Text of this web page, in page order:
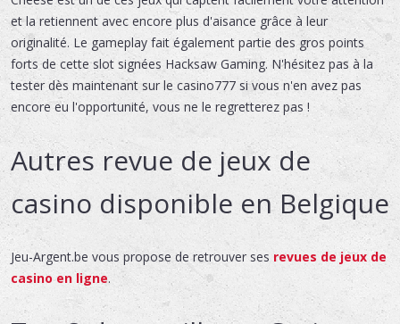
et la retiennent avec encore plus d'aisance grâce à leur
originalité. Le gameplay fait également partie des gros points
forts de cette slot signées Hacksaw Gaming. N'hésitez pas à la
tester dès maintenant sur le casino777 si vous n'en avez pas
encore eu l'opportunité, vous ne le regretterez pas !
Autres revue de jeux de
casino disponible en Belgique
Jeu-Argent.be vous propose de retrouver ses revues de jeux de
casino en ligne.